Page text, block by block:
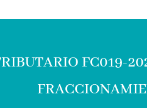
FC019-